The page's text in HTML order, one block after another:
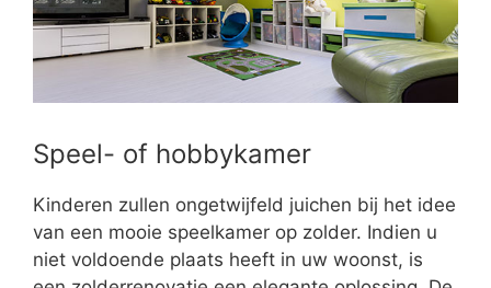
Speel- of hobbykamer
Kinderen zullen ongetwijfeld juichen bij het idee
van een mooie speelkamer op zolder. Indien u
niet voldoende plaats heeft in uw woonst, is